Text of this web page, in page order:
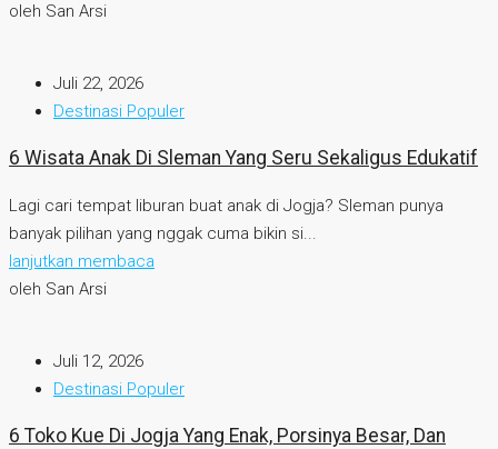
oleh San Arsi
Juli 22, 2026
Destinasi Populer
6 Wisata Anak Di Sleman Yang Seru Sekaligus Edukatif
Lagi cari tempat liburan buat anak di Jogja? Sleman punya
banyak pilihan yang nggak cuma bikin si...
lanjutkan membaca
oleh San Arsi
Juli 12, 2026
Destinasi Populer
6 Toko Kue Di Jogja Yang Enak, Porsinya Besar, Dan